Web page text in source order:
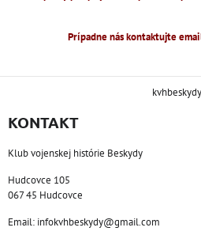
Prípadne nás kontaktujte
kvhbeskydy
KONTAKT
Klub vojenskej histórie Beskydy
Hudcovce 105
067 45 Hudcovce
Email: infokvhbeskydy@gmail.com